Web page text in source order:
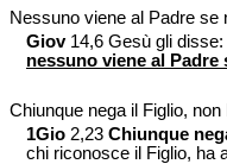
Nessuno viene al Padre se
Giov14,6 Gesù gli disse:
nessuno viene al Padre
Chiunque nega il Figlio,
1Gio 2,23 Chiunque
chi riconosce il Figlio, ha